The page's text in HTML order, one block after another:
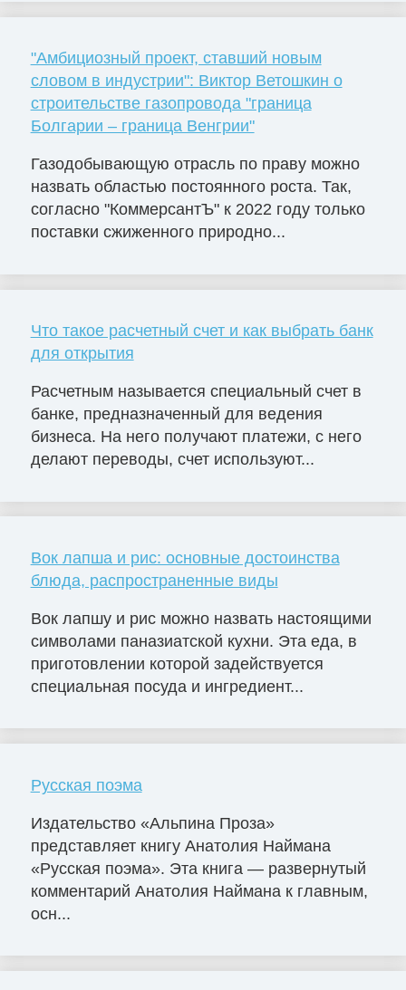
"Амбициозный проект, ставший новым
словом в индустрии": Виктор Ветошкин о
строительстве газопровода "граница
Болгарии – граница Венгрии"
Газодобывающую отрасль по праву можно
назвать областью постоянного роста. Так,
согласно "КоммерсантЪ" к 2022 году только
поставки сжиженного природно...
Что такое расчетный счет и как выбрать банк
для открытия
Расчетным называется специальный счет в
банке, предназначенный для ведения
бизнеса. На него получают платежи, с него
делают переводы, счет используют...
Вок лапша и рис: основные достоинства
блюда, распространенные виды
Вок лапшу и рис можно назвать настоящими
символами паназиатской кухни. Эта еда, в
приготовлении которой задействуется
специальная посуда и ингредиент...
Русская поэма
Издательство «Альпина Проза»
представляет книгу Анатолия Наймана
«Русская поэма». Эта книга — развернутый
комментарий Анатолия Наймана к главным,
осн...